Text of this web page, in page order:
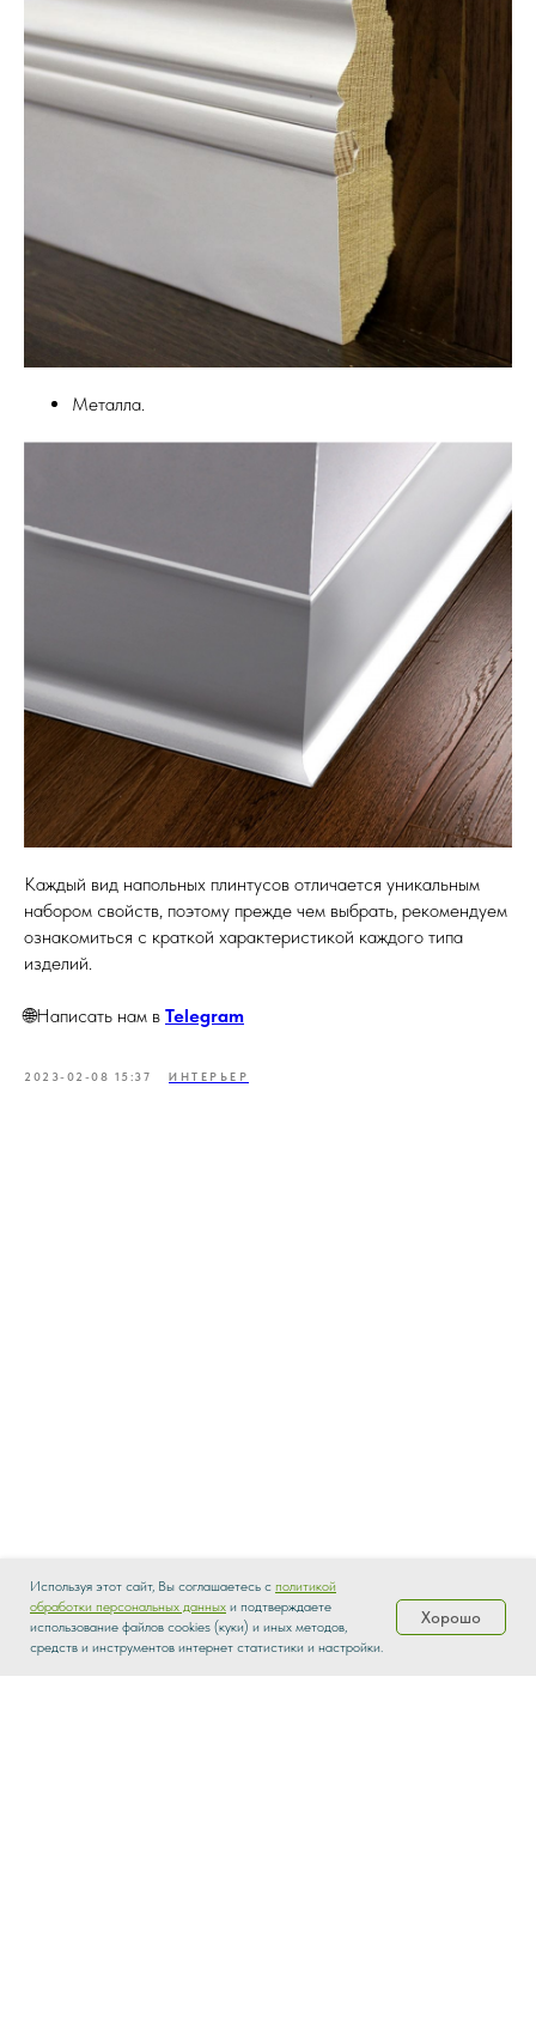
Каталог Распродажа Доставка
Металла.
Каждый вид напольных плинтусов отличается уникальным
набором свойств, поэтому прежде чем выбрать, рекомендуем
ознакомиться с краткой характеристикой каждого типа
изделий.
🌐Написать нам в Telegram
2023-02-08 15:37 ИНТЕРЬЕР
Используя этот сайт, Вы соглашаетесь с политикой
обработки персональных данных и подтверждаете
использование файлов cookies (куки) и иных методов,
средств и инструментов интернет статистики и настройки.
Хорошо